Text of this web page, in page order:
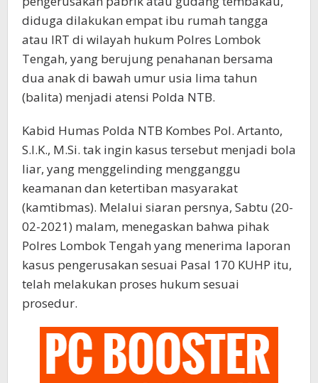
diduga dilakukan empat ibu rumah tangga
atau IRT di wilayah hukum Polres Lombok
Tengah, yang berujung penahanan bersama
dua anak di bawah umur usia lima tahun
(balita) menjadi atensi Polda NTB.
Kabid Humas Polda NTB Kombes Pol. Artanto,
S.I.K., M.Si. tak ingin kasus tersebut menjadi bola
liar, yang menggelinding mengganggu
keamanan dan ketertiban masyarakat
(kamtibmas). Melalui siaran persnya, Sabtu (20-
02-2021) malam, menegaskan bahwa pihak
Polres Lombok Tengah yang menerima laporan
kasus pengerusakan sesuai Pasal 170 KUHP itu,
telah melakukan proses hukum sesuai
prosedur.